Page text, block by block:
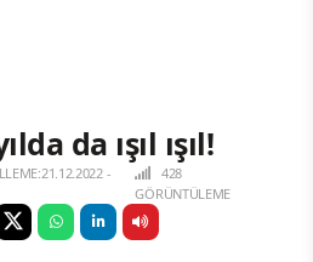
da ışıl ışıl!
-
428
GÖRÜNTÜLEME